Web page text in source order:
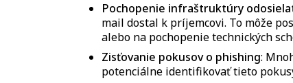
Pochopenie infraštruktúry
mail dostal k príjemcovi. To môže
alebo na pochopenie technických
Zisťovanie pokusov o phishing:
potenciálne identifikovať tieto